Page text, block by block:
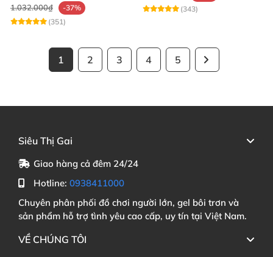
1.032.000₫
-37%
(351)
(343)
1 2 3 4 5
Siêu Thị Gai
Giao hàng cả đêm 24/24
Hotline: 0938411000
Chuyên phân phối đồ chơi người lớn, gel bôi trơn và
sản phẩm hỗ trợ tình yêu cao cấp, uy tín tại Việt Nam.
VỀ CHÚNG TÔI